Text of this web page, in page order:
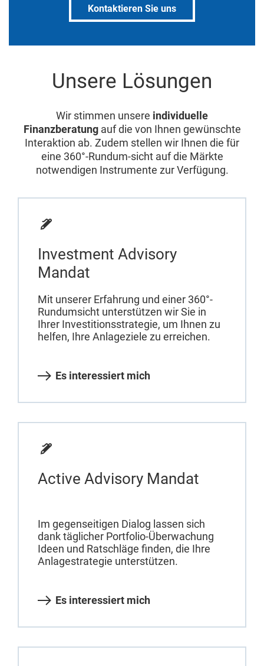
Kontaktieren Sie uns
Unsere Lösungen
Wir stimmen unsere individuelle
Finanzberatungauf die von Ihnen gewünschte
Interaktion ab. Zudem stellen wir Ihnen die für
eine 360°-Rundum-sicht auf die Märkte
notwendigen Instrumente zur Verfügung.
Investment Advisory
Mandat
Mit unserer Erfahrung und einer 360°-
Rundumsicht unterstützen wir Sie in
Ihrer Investitionsstrategie, um Ihnen zu
helfen, Ihre Anlageziele zu erreichen.
Es interessiert mich
Active Advisory Mandat
Im gegenseitigen Dialog lassen sich
dank täglicher Portfolio-Überwachung
Ideen und Ratschläge finden, die Ihre
Anlagestrategie unterstützen.
Es interessiert mich